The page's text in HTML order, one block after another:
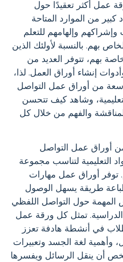
عمل أكثر تعقيدًا حول
من الموارد المتاحة
وإلهامهم للتعلم
بهم. بالنسبة لأولئك الذين
بهم، تتوفر العديد من
إنشاء أوراق العمل. لذا،
من أوراق عمل التواصل
وشاهد كيف تتحسن
والفهم من خلال كل
أوراق عمل التواصل
التعليمية لتناسب مجموعة
توفر أوراق عمل مهارات
طريقة يسهل الوصول
المهمة حول التواصل اللفظي
تمثل كل ورقة عمل
في أنشطة هادفة تعزز
وأهمية لغة الجسد وتعبيرات
أن ينقل الرسائل ويفسرها